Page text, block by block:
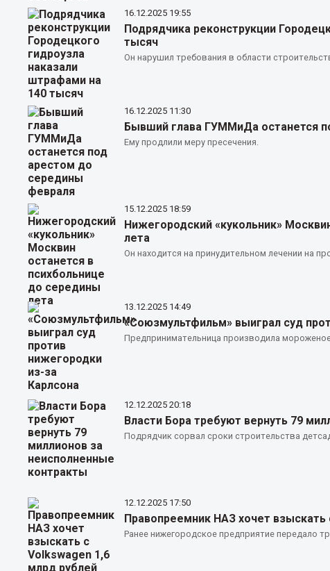
16.12.2025 19:55
Подрядчика реконструкции
тысяч
Он нарушил требования в области
16.12.2025 11:30
Бывший глава ГУММиДа останется
Ему продлили меру пресечения.
15.12.2025 18:59
Нижегородский «кукольник»
лета
Он находится на принудительном лечении на
13.12.2025 14:49
«Союзмультфильм» выиграл суд
Предпринимательница производила
12.12.2025 20:18
Власти Бора требуют вернуть 79
Подрядчик сорвал сроки строительства
12.12.2025 17:50
Правопреемник НАЗ хочет
Ранее нижегородское предприятие передало